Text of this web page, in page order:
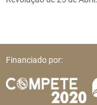
Financiado por: